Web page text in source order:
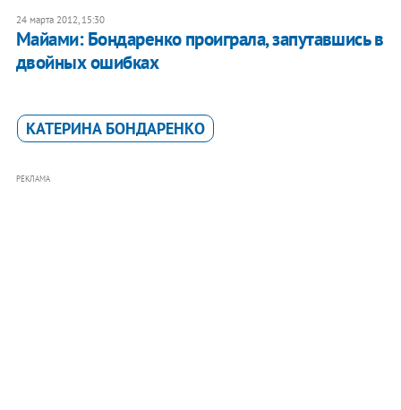
24 марта 2012, 15:30
Майами: Бондаренко проиграла, запутавшись в
двойных ошибках
КАТЕРИНА БОНДАРЕНКО
РЕКЛАМА